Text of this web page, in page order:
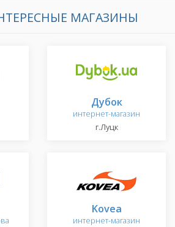
МАГАЗИНЫ
Дубок
интернет-магазин
г.Луцк
Kovea
интернет-магазин